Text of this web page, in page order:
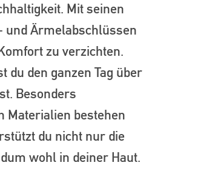
Mit seinen
und Ärmelabschlüssen
zu verzichten.
du den ganzen Tag über
Besonders
Materialien bestehen
du nicht nur die
wohl in deiner Haut.